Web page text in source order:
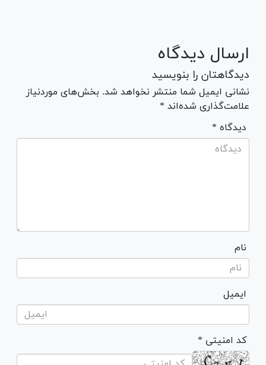
ارسال دیدگاه
دیدگاهتان را بنویسید
نشانی ایمیل شما منتشر نخواهد شد. بخش‌های موردنیاز
علامت‌گذاری شده‌اند *
* دیدگاه
نام
ایمیل
* کد امنیتی